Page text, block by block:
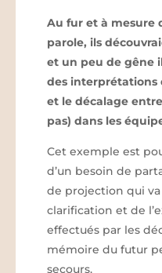
Au fur et à mesure
parole, ils
et un peu de gêne
des interprétations
et le décalage
pas) dans les
Cet exemple est
d’un besoin de
de projection qui
clarification et de
effectués par les
mémoire du futur
secours.